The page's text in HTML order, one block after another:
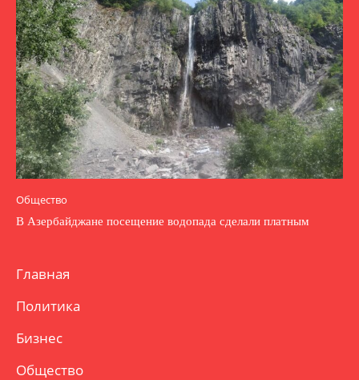
Общество
В Азербайджане посещение водопада сделали платным
Главная
Политика
Бизнес
Общество